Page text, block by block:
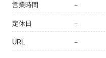
営業時間 －
定休日 －
URL －